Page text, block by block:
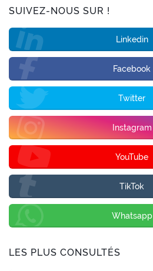
SUIVEZ-NOUS SUR !
Linkedin
Facebook
Twitter
Instagram
YouTube
TikTok
Whatsapp
LES PLUS CONSULTÉS